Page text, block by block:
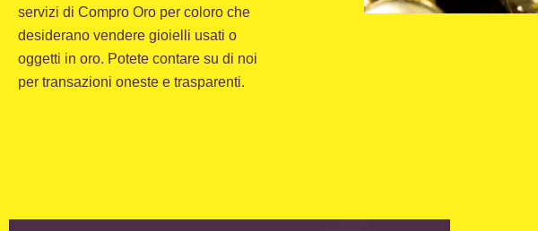
servizi di Compro Oro per coloro che
desiderano vendere gioielli usati o
oggetti in oro. Potete contare su di noi
per transazioni oneste e trasparenti.